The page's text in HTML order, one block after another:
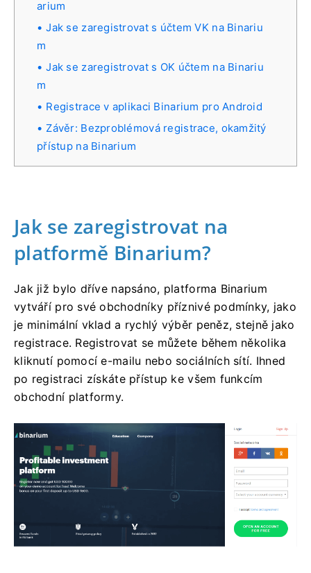
arium
Jak se zaregistrovat s účtem VK na Binariu
m
Jak se zaregistrovat s OK účtem na Binariu
m
Registrace v aplikaci Binarium pro Android
Závěr: Bezproblémová registrace, okamžitý
přístup na Binarium
Jak se zaregistrovat na
platformě Binarium?
Jak již bylo dříve napsáno, platforma Binarium
vytváří pro své obchodníky příznivé podmínky, jako
je minimální vklad a rychlý výběr peněz, stejně jako
registrace. Registrovat se můžete během několika
kliknutí pomocí e-mailu nebo sociálních sítí. Ihned
po registraci získáte přístup ke všem funkcím
obchodní platformy.